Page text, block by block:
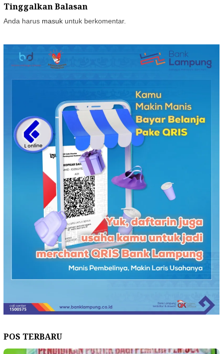
Tinggalkan Balasan
Anda harus masuk untuk berkomentar.
POS TERBARU